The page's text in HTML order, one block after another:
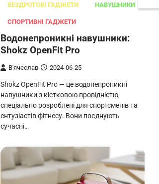
БЕЗДРОТОВІ ГАДЖЕТИ НАВУШНИКИ
СПОРТИВНІ ГАДЖЕТИ
Водонепроникні навушники:
Shokz OpenFit Pro
В'ячеслав 2024-06-25
Shokz OpenFit Pro — це водонепроникні
навушники з кістковою провідністю,
спеціально розроблені для спортсменів та
ентузіастів фітнесу. Вони поєднують
сучасні…